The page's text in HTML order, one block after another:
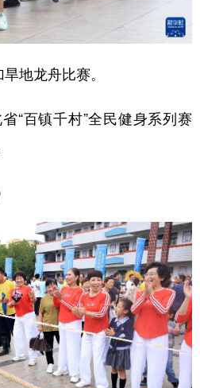
能源 会展
时尚 悦读
亚太网
上海 江苏
福建 江西
湖北 湖南
海南 重庆
云南 西藏
地龙舟比赛。
百镇千村”全民健身系列赛